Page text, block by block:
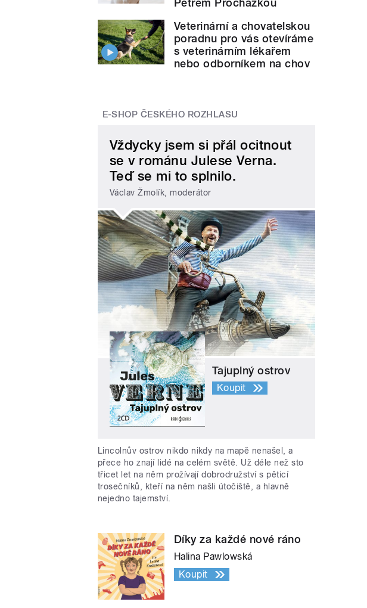
Petrem Procházkou
Veterinární a chovatelskou
poradnu pro vás otevíráme
s veterinárním lékařem
nebo odborníkem na chov
E-SHOP ČESKÉHO ROZHLASU
Vždycky jsem si přál ocitnout
se v románu Julese Verna.
Teď se mi to splnilo.
Václav Žmolík, moderátor
Tajuplný ostrov
Koupit
Lincolnův ostrov nikdo nikdy na mapě nenašel, a
přece ho znají lidé na celém světě. Už déle než sto
třicet let na něm prožívají dobrodružství s pěticí
trosečníků, kteří na něm našli útočiště, a hlavně
nejedno tajemství.
Díky za každé nové ráno
Halina Pawlowská
Koupit